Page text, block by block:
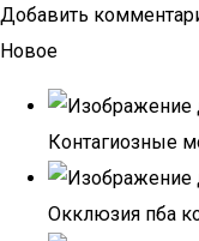
Добавить
Новое
Контагиозные
Окклюзия пба